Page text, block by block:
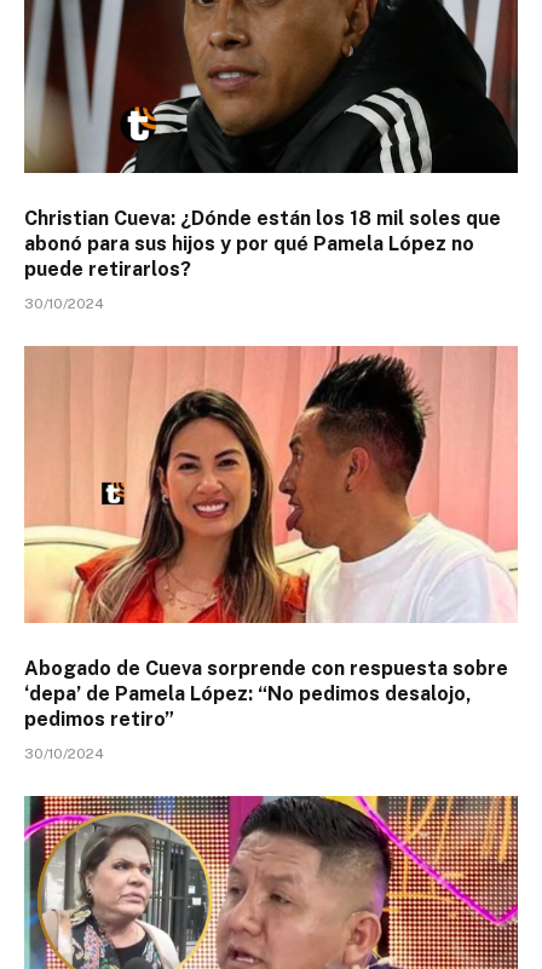
Christian Cueva: ¿Dónde están los 18 mil soles que
abonó para sus hijos y por qué Pamela López no
puede retirarlos?
30/10/2024
Abogado de Cueva sorprende con respuesta sobre
‘depa’ de Pamela López: “No pedimos desalojo,
pedimos retiro”
30/10/2024